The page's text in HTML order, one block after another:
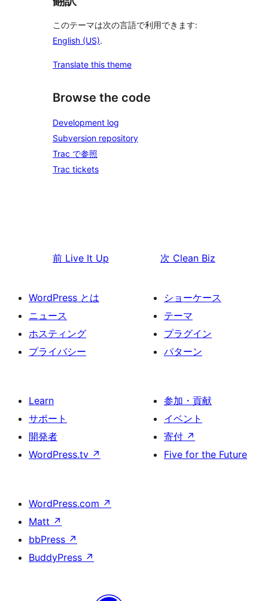
このテーマは次の言語で利用できます:
English (US).
Translate this theme
Browse the code
Development log
Subversion repository
Trac で参照
Trac tickets
前 Live It Up 次 Clean Biz
WordPress とは
ニュース
ホスティング
プライバシー
ショーケース
テーマ
プラグイン
パターン
Learn
サポート
開発者
WordPress.tv ↗
参加・貢献
イベント
寄付 ↗
Five for the Future
WordPress.com ↗
Matt ↗
bbPress ↗
BuddyPress ↗